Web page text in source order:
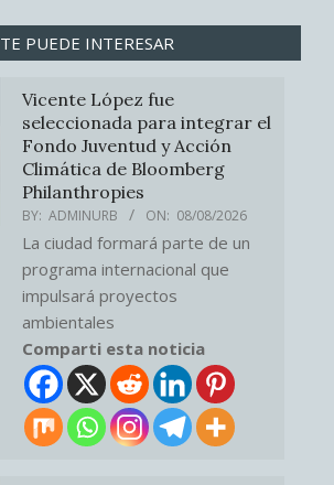
TE PUEDE INTERESAR
Vicente López fue
seleccionada para integrar el
Fondo Juventud y Acción
Climática de Bloomberg
Philanthropies
BY: ADMINURB ON: 08/08/2026
La ciudad formará parte de un
programa internacional que
impulsará proyectos
ambientales
Comparti esta noticia